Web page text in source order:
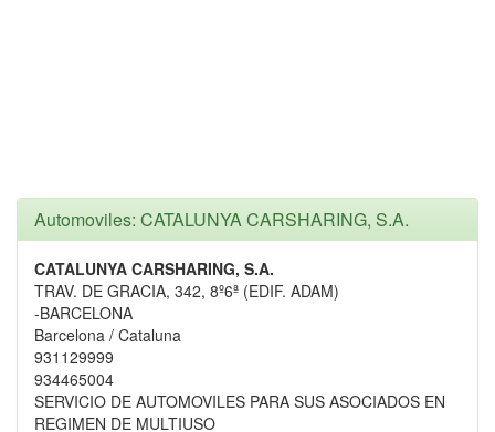
Automoviles: CATALUNYA CARSHARING, S.A.
CATALUNYA CARSHARING, S.A.
TRAV. DE GRACIA, 342, 8º6ª (EDIF. ADAM)
-BARCELONA
Barcelona / Cataluna
931129999
934465004
SERVICIO DE AUTOMOVILES PARA SUS ASOCIADOS EN
REGIMEN DE MULTIUSO